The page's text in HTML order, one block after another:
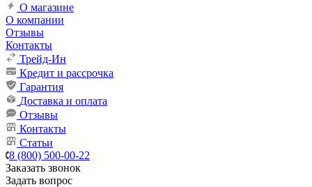
О магазине
О компании
Отзывы
Контакты
Трейд-Ин
Кредит и рассрочка
Гарантия
Доставка и оплата
Отзывы
Контакты
Статьи
8 (800) 500-00-22
Заказать звонок
Задать вопрос